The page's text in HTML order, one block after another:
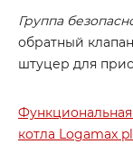
Группа
обратный
штуцер для
котла Logamax